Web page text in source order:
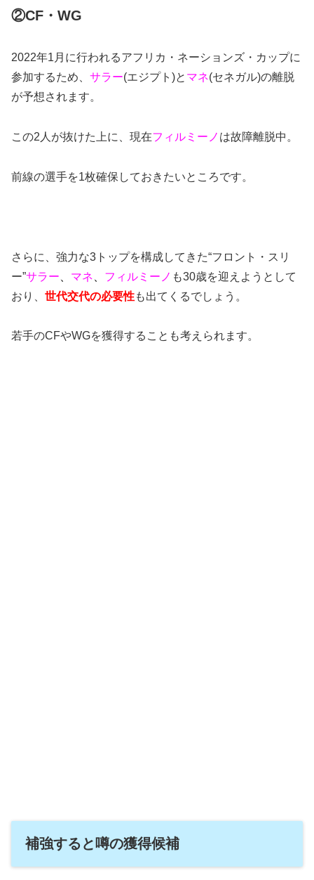
②CF・WG
2022年1月に行われるアフリカ・ネーションズ・カップに
参加するため、 サラー(エジプト)と マネ(セネガル)の離脱
が予想されます。
この2人が抜けた上に、現在フィルミーノ は故障離脱中。
前線の選手を1枚確保しておきたいところです。
さらに、強力な3トップを構成してきた“フロント・スリ
ー”サラー マネ フィルミーノ も30歳を迎えようとして
おり、 世代交代の必要性も出てくるでしょう。
若手のCFやWGを獲得することも考えられます。
補強すると噂の獲得候補